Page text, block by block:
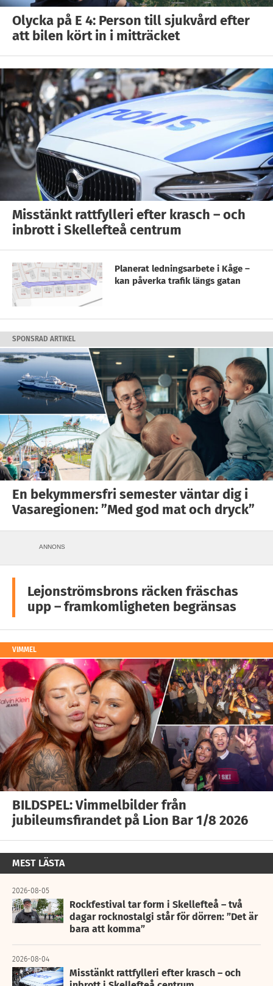
Olycka på E 4: Person till sjukvård efter
att bilen kört in i mitträcket
Misstänkt rattfylleri efter krasch – och
inbrott i Skellefteå centrum
Planerat ledningsarbete i Kåge –
kan påverka trafik längs gatan
SPONSRAD ARTIKEL
En bekymmersfri semester väntar dig i
Vasaregionen: ”Med god mat och dryck”
ANNONS
Lejonströmsbrons räcken fräschas
upp – framkomligheten begränsas
VIMMEL
BILDSPEL: Vimmelbilder från
jubileumsfirandet på Lion Bar 1/8 2026
MEST LÄSTA
2026-08-05
Rockfestival tar form i Skellefteå – två
dagar rocknostalgi står för dörren: ”Det är
bara att komma”
2026-08-04
Misstänkt rattfylleri efter krasch – och